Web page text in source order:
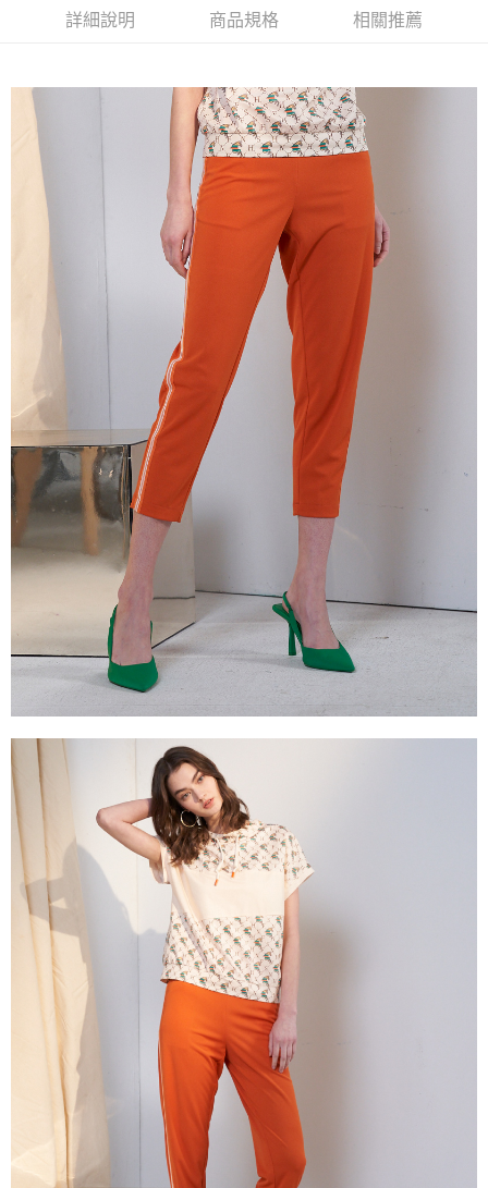
2.付款方式選擇「大哥付你分期」，訂單成立後會自動跳轉到大哥付的交易
流程，驗證手機門號後，選擇欲分期的期數、繳款截止日，確認付款後即完
4.訂單成立30分鐘內，如未前往確認交易或遇審核未通過，訂單將自動取
消。如遇「轉專審核」未通過狀況，表示未達大哥付你分期系統評分，恕無
【繳款方式說明】
1.分期款項不併入電信帳單，「大哥付你分期」於每月結算日後寄送繳費提
醒簡訊。
2.透過簡訊連結打開帳單後，可選擇「超商條碼／台灣大直營門市／銀行轉
帳／街口支付／iPASS MONEY」等通路繳費。
1.本服務係由「台灣大哥大股份有限公司」（以下簡稱本公司）所提供，讓
用戶於交易時，得透過本服務購買商品或服務，並由商店將買賣／分期付款
買賣價金債權讓與本公司後，依約使用本公司帳單繳交帳款。
2.基於同意付款使用「大哥付你分期」之契約關係目的，商店將以您的個人
資料（包含姓名、電話或地址）提供予台灣大哥大進項蒐集、處理及利用，
由本公司與您本人進行分期帳單所需資料之確認、核對及更正。
3.完整用戶服務條款，請詳閱以下連結：
https://oppay.tw/userRule
相關說明
１．簡單：不需註冊會員、不需綁卡、不需儲值。
２．便利：只要手機號碼，簡訊認證，即可結帳。
３．安心：先確認商品／服務後，再付款。
【「AFTEE先享後付」結帳流程】
１．於結帳方式選擇「AFTEE先享後付」後，將跳轉至「AFTEE先享後付」
結帳頁面，進行簡訊認證並確認金額後，即可完成結帳。
２．訂單成立數日內，您將收到繳費通知簡訊。
３．收到繳費通知簡訊後14天內，點擊此簡訊中的連結，可透過四大超商／
ATM／網路銀行／等多元方式進行付款，方視為交易完成。
※ 請注意：結帳手續完成當下不需立刻繳費，但若您需要取消訂單，請聯絡
購買商品的店家。未經商家同意取消之訂單仍視為有效，需透過AFTEE先享
後付繳納相關費用。
※ 交易是否成功請以「AFTEE先享後付 」之結帳頁面顯示為準，若有關於
是否繳費成功／繳費後需取消欲退款等相關疑問，請聯繫「AFTEE先享後付
客戶支援中心」
https://netprotections.freshdesk.com/support/home
【注意事項】
１．透過由恩沛科技股份有限公司提供之「AFTEE先享後付」服務完成之交
易，需依本服務之必要範圍內提供個人資料，並將交易相關給付款項請求債
權轉讓予恩沛科技股份有限公司。
２．關於個人資料處理事宜，請瀏覽以下網址：
https://aftee.tw/terms/#terms3
３．未成年的使用者請事先徵得法定代理人或監護人之同意方可使用
「AFTEE先享後付」，若未經同意申辦者引起之損失，本公司不負相關責
４．使用「AFTEE先享後付」時，將依據個別帳號之用戶狀況，依本公司即
時審查核予不同之上限額度；若仍有額度不足之情形，本公司將視審查結果
請求用戶進行身份認證。
５．嚴禁一人註冊多個帳號或使用他人資訊註冊。若發現惡意使用之情形，
恩沛科技股份有限公司將有權停止該用戶之使用額度並採取法律行動。
運送方式
全家取貨付款
每筆NT$120，滿NT$2,000(含以上)免運費
每筆NT$120，滿NT$2,000(含以上)免運費
每筆NT$120，滿NT$2,000(含以上)免運費
詳細說明 商品規格 相關推薦